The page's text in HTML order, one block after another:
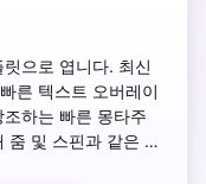
으로 엽니다. 최신
른 텍스트 오버레이
하는 빠른 몽타주
줌 및 스핀과 같은 미